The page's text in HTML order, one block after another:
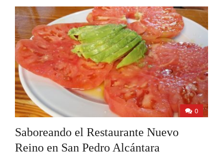
0
Saboreando el Restaurante Nuevo
Reino en San Pedro Alcántara